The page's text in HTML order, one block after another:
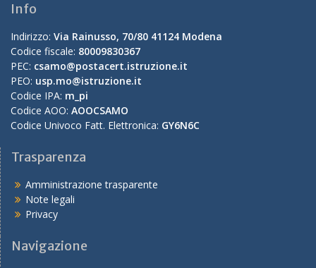
Info
Indirizzo: Via Rainusso, 70/80 41124 Modena
Codice fiscale: 80009830367
PEC: csamo@postacert.istruzione.it
PEO: usp.mo@istruzione.it
Codice IPA: m_pi
Codice AOO: AOOCSAMO
Codice Univoco Fatt. Elettronica: GY6N6C
Trasparenza
Amministrazione trasparente
Note legali
Privacy
Navigazione